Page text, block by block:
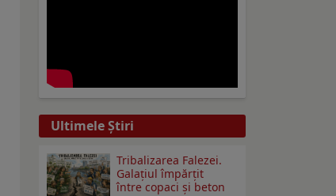
Ultimele Ştiri
Tribalizarea Falezei.
Galațiul împărțit
între copaci și beton